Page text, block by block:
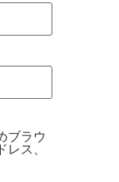
ブラウ
ス、